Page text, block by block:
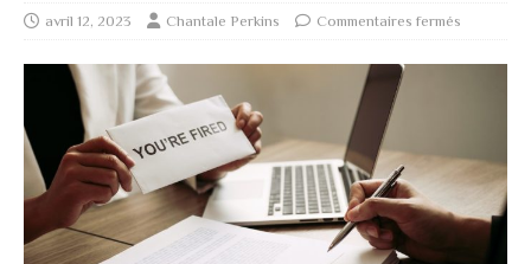
avril 12, 2023 Chantale Perkins Commentaires fermés